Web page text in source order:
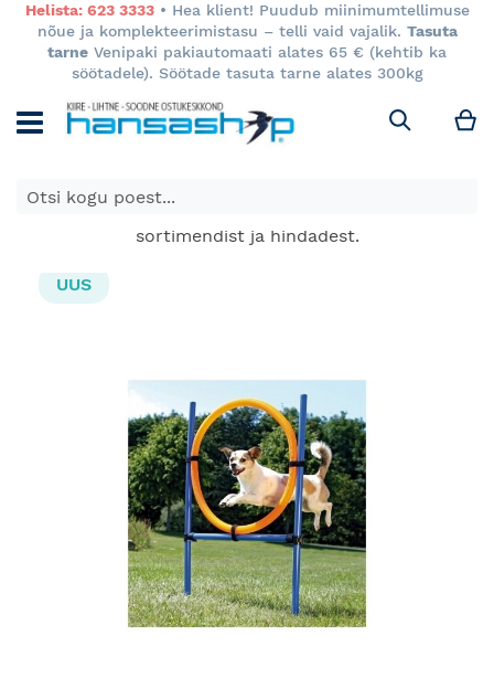
Helista: 623 3333• Hea klient! Puudub miinimumtellimuse
nõue ja komplekteerimistasu – telli vaid vajalik. Tasuta
tarne Venipaki pakiautomaati alates 65 € (kehtib ka
söötadele). Söötade tasuta tarne alates 300kg
Otsi
E-poes kuvatavad toodete hinnad kehtivad ainult e-
poes ja võivad erineda Keila ja Tartu poodide
sortimendist ja hindadest.
UUS